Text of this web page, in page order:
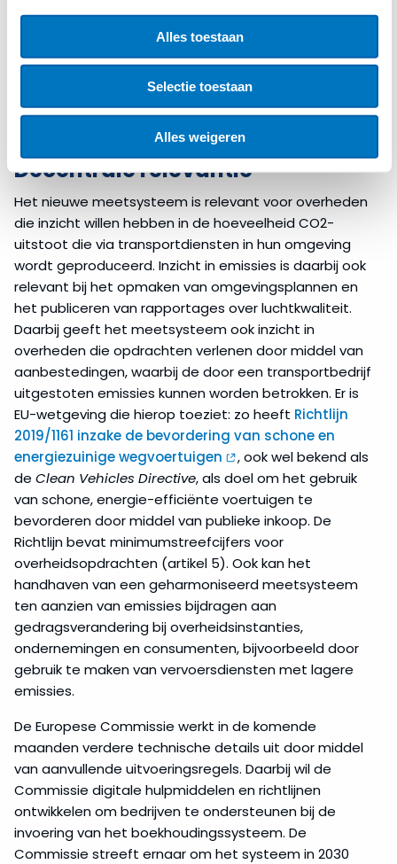
Alles toestaan
Selectie toestaan
Alles weigeren
aanleiding gezien om geharmoniseerde regels door
te voeren om de uitstoot die deze bedrijven
produceren in kaart te brengen. Het gaat hierbij om
de uitstoot van CO2 en andere broeikasgassen die
een bepaalde stralingsforcering hebben en daarmee
invloed hebben op het broeikaseffect, zoals stikstof.
Decentrale relevantie
Het nieuwe meetsysteem is relevant voor overheden
die inzicht willen hebben in de hoeveelheid CO2-
uitstoot die via transportdiensten in hun omgeving
wordt geproduceerd. Inzicht in emissies is daarbij ook
relevant bij het opmaken van omgevingsplannen en
het publiceren van rapportages over luchtkwaliteit.
Daarbij geeft het meetsysteem ook inzicht in
overheden die opdrachten verlenen door middel van
aanbestedingen, waarbij de door een transportbedrijf
uitgestoten emissies kunnen worden betrokken. Er is
EU-wetgeving die hierop toeziet: zo heeft Richtlijn
2019/1161 inzake de bevordering van schone en
energiezuinige wegvoertuigen
, ook wel bekend als
de Clean Vehicles Directive, als doel om het gebruik
van schone, energie-efficiënte voertuigen te
bevorderen door middel van publieke inkoop. De
Richtlijn bevat minimumstreefcijfers voor
overheidsopdrachten (artikel 5). Ook kan het
handhaven van een geharmoniseerd meetsysteem
ten aanzien van emissies bijdragen aan
gedragsverandering bij overheidsinstanties,
ondernemingen en consumenten, bijvoorbeeld door
gebruik te maken van vervoersdiensten met lagere
emissies.
De Europese Commissie werkt in de komende
maanden verdere technische details uit door middel
van aanvullende uitvoeringsregels. Daarbij wil de
Commissie digitale hulpmiddelen en richtlijnen
ontwikkelen om bedrijven te ondersteunen bij de
invoering van het boekhoudingssysteem. De
Commissie streeft ernaar om het systeem in 2030